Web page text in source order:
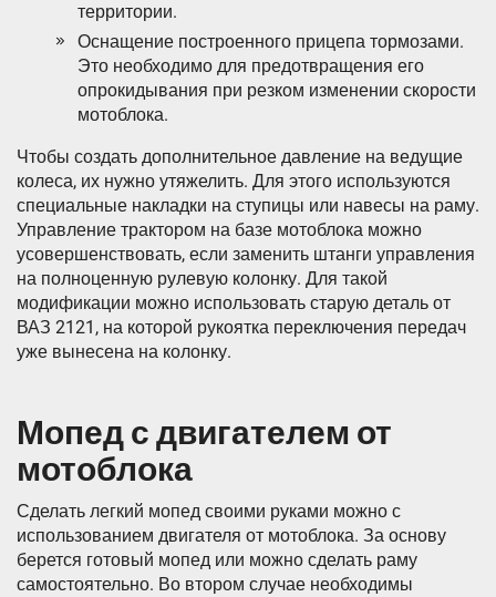
территории.
Оснащение построенного прицепа тормозами.
Это необходимо для предотвращения его
опрокидывания при резком изменении скорости
мотоблока.
Чтобы создать дополнительное давление на ведущие
колеса, их нужно утяжелить. Для этого используются
специальные накладки на ступицы или навесы на раму.
Управление трактором на базе мотоблока можно
усовершенствовать, если заменить штанги управления
на полноценную рулевую колонку. Для такой
модификации можно использовать старую деталь от
ВАЗ 2121, на которой рукоятка переключения передач
уже вынесена на колонку.
Мопед с двигателем от
мотоблока
Сделать легкий мопед своими руками можно с
использованием двигателя от мотоблока. За основу
берется готовый мопед или можно сделать раму
самостоятельно. Во втором случае необходимы